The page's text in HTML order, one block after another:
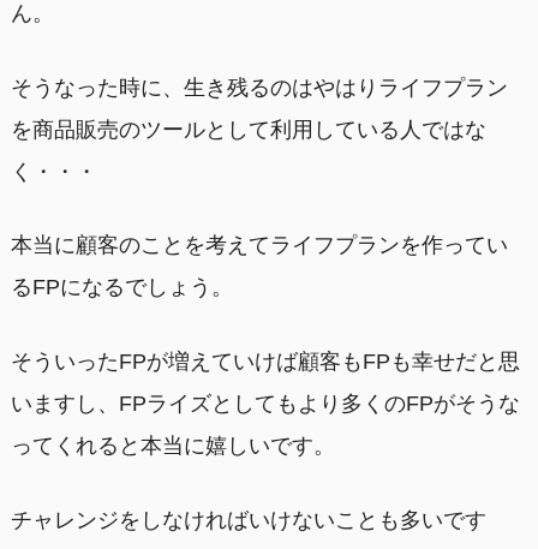
ん。
そうなった時に、生き残るのはやはりライフプラン
を商品販売のツールとして利用している人ではな
く・・・
本当に顧客のことを考えてライフプランを作ってい
るFPになるでしょう。
そういったFPが増えていけば顧客もFPも幸せだと思
いますし、FPライズとしてもより多くのFPがそうな
ってくれると本当に嬉しいです。
チャレンジをしなければいけないことも多いです